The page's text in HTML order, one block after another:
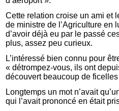
Cette relation croise un ami et
de ministre de l’Agriculture en
d’avoir déjà eu par le passé
plus, assez peu curieux.
L’intéressé bien connu pour
« détrompez-vous, ils ont
découvert beaucoup de ficelles
Longtemps un mot n’avait
qui l’avait prononcé en était